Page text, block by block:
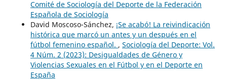
Comité de Sociología del Deporte de la Federación
Española de Sociología
David Moscoso-Sánchez, ¡Se acabó! La reivindicación
histórica que marcó un antes y un después en el
fútbol femenino español. , Sociología del Deporte: Vol.
4 Núm. 2 (2023): Desigualdades de Género y
Violencias Sexuales en el Fútbol y en el Deporte en
España